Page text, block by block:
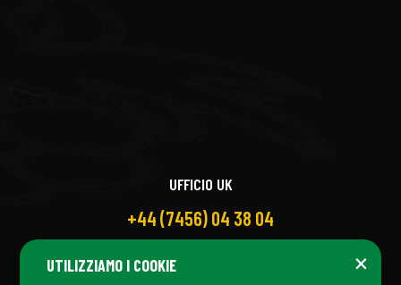
UFFICIO UK
+44 (7456) 04 38 04
×
UTILIZZIAMO I COOKIE